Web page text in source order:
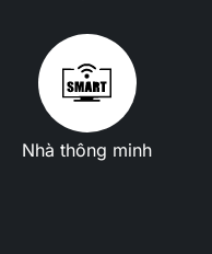
Nhà thông minh